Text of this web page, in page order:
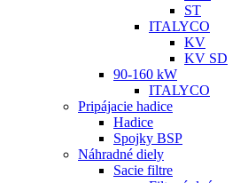
ST
ITALYCO
KV
KV SD
90-160 kW
ITALYCO
Pripájacie hadice
Hadice
Spojky BSP
Náhradné diely
Sacie filtre